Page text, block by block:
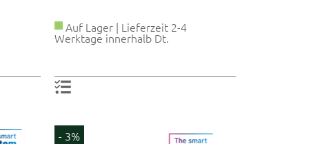
Auf Lager | Lieferzeit 2-4
Werktage innerhalb Dt.
- 3%